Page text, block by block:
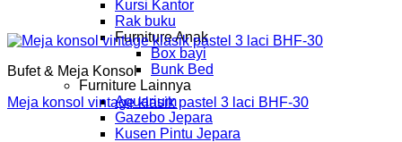
Kursi Kantor
Rak buku
Furniture Anak
Box bayi
Bunk Bed
Furniture Lainnya
Aquarium
Gazebo Jepara
Kusen Pintu Jepara
Bufet & Meja Konsol
Meja konsol vintage klasik pastel 3 laci BHF-30